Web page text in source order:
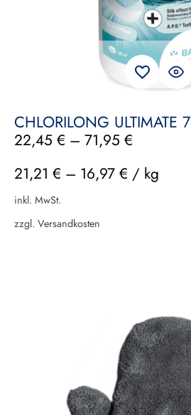
CHLORILONG ULTIMATE 7
22,45 € – 71,95 €
21,21 € – 16,97 € / kg
inkl. MwSt.
zzgl. Versandkosten